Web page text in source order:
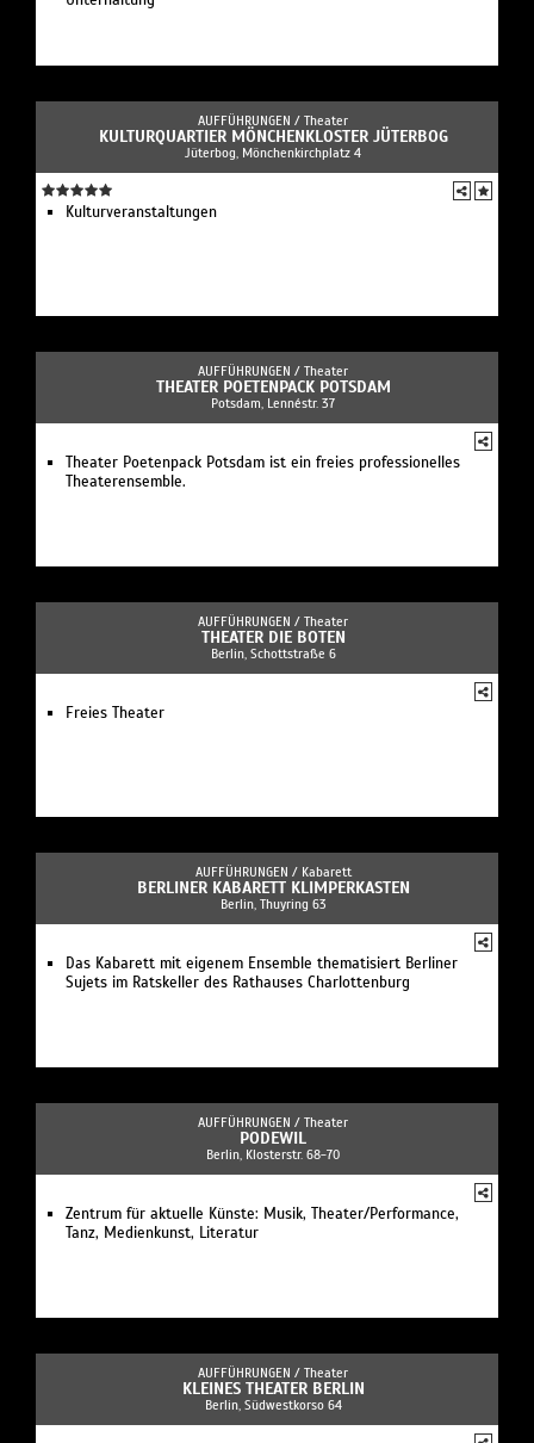
AUFFÜHRUNGEN / Theater
KULTURQUARTIER MÖNCHENKLOSTER JÜTERBOG
Jüterbog, Mönchenkirchplatz 4
Kulturveranstaltungen
AUFFÜHRUNGEN / Theater
THEATER POETENPACK POTSDAM
Potsdam, Lennéstr. 37
Theater Poetenpack Potsdam ist ein freies professionelles
Theaterensemble.
AUFFÜHRUNGEN / Theater
THEATER DIE BOTEN
Berlin, Schottstraße 6
Freies Theater
AUFFÜHRUNGEN / Kabarett
BERLINER KABARETT KLIMPERKASTEN
Berlin, Thuyring 63
Das Kabarett mit eigenem Ensemble thematisiert Berliner
Sujets im Ratskeller des Rathauses Charlottenburg
AUFFÜHRUNGEN / Theater
PODEWIL
Berlin, Klosterstr. 68-70
Zentrum für aktuelle Künste: Musik, Theater/Performance,
Tanz, Medienkunst, Literatur
AUFFÜHRUNGEN / Theater
KLEINES THEATER BERLIN
Berlin, Südwestkorso 64